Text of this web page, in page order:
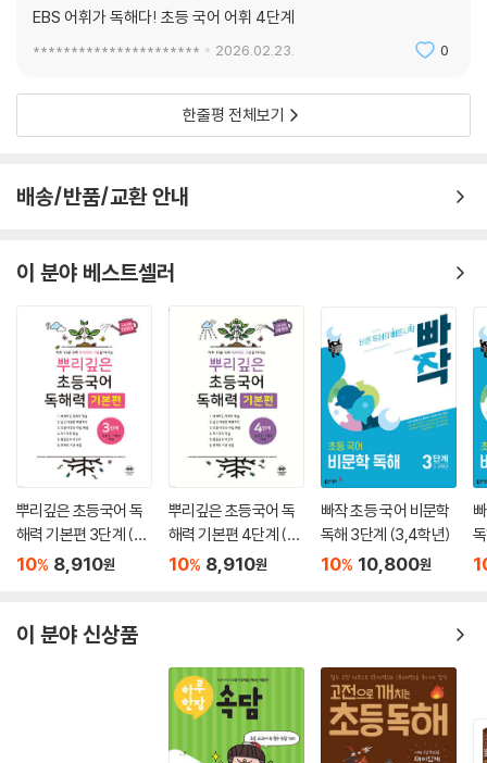
EBS 어휘가 독해다! 초등 국어 어휘 4단계
********************** 2026.02.23. 0
한줄평 전체보기
배송/반품/교환 안내
이 분야 베스트셀러
뿌리깊은 초등국어 독
해력 기본편 3단계 (초
등3,4학년)
10% 8,910원
뿌리깊은 초등국어 독
해력 기본편 4단계 (초
등3,4학년)
10% 8,910원
빠작 초등 국어 비문학
독해 3단계 (3,4학년)
10% 10,800원
이 분야 신상품